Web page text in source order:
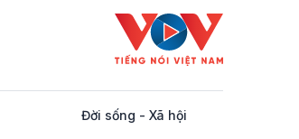
Đời sống - Xã hội